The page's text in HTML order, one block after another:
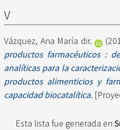
V
Vázquez, Ana María dir.
productos farmacéuticos :
analíticas para la
productos alimenticios y
capacidad biocatalítica.
Esta lista fue generada en